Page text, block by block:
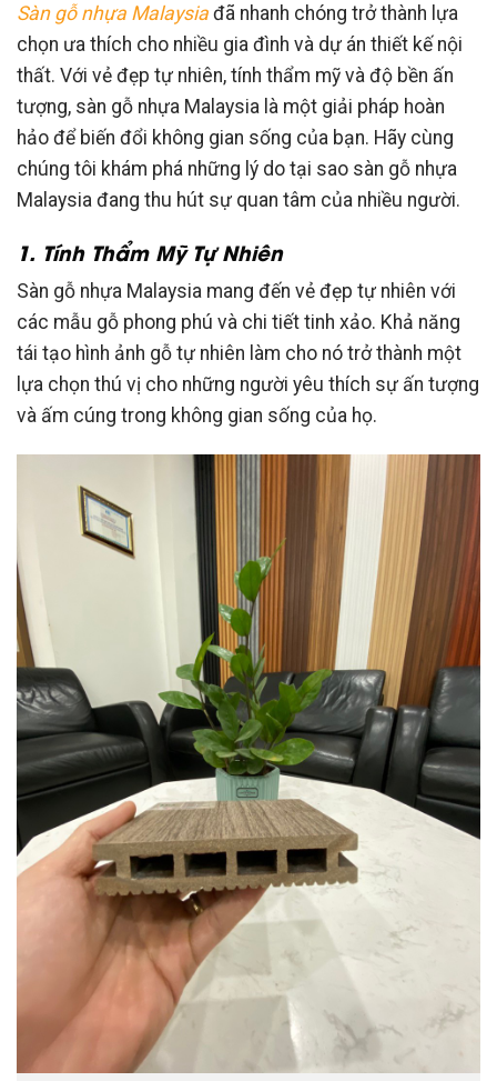
Sàn gỗ nhựa Malaysia đã nhanh chóng trở thành lựa
chọn ưa thích cho nhiều gia đình và dự án thiết kế nội
thất. Với vẻ đẹp tự nhiên, tính thẩm mỹ và độ bền ấn
tượng, sàn gỗ nhựa Malaysia là một giải pháp hoàn
hảo để biến đổi không gian sống của bạn. Hãy cùng
chúng tôi khám phá những lý do tại sao sàn gỗ nhựa
Malaysia đang thu hút sự quan tâm của nhiều người.
1. Tính Thẩm Mỹ Tự Nhiên
Sàn gỗ nhựa Malaysia mang đến vẻ đẹp tự nhiên với
các mẫu gỗ phong phú và chi tiết tinh xảo. Khả năng
tái tạo hình ảnh gỗ tự nhiên làm cho nó trở thành một
lựa chọn thú vị cho những người yêu thích sự ấn tượng
và ấm cúng trong không gian sống của họ.